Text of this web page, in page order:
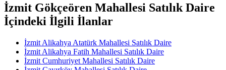
İzmit Gökçeören Mahallesi Satılık Daire
İçindeki İlgili İlanlar
İzmit Alikahya Atatürk Mahallesi Satılık Daire
İzmit Alikahya Fatih Mahallesi Satılık Daire
İzmit Cumhuriyet Mahallesi Satılık Daire